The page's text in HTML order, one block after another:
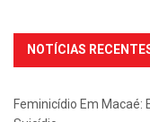
NOTÍCIAS
Feminicídio Em Macaé: